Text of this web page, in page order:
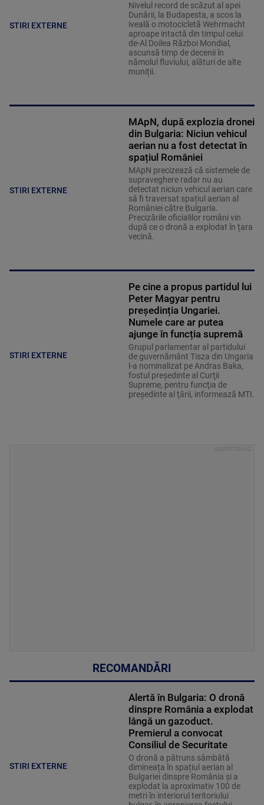
STIRI EXTERNE
Nivelul record de scăzut al apei
Dunării, la Budapesta, a scos la
iveală o motocicletă Wehrmacht
aproape intactă din timpul celui
de-Al Doilea Război Mondial,
ascunsă timp de decenii în
nămolul fluviului, alături de alte
muniții.
STIRI EXTERNE
MApN, după explozia dronei
din Bulgaria: Niciun vehicul
aerian nu a fost detectat în
spațiul României
MApN precizează că sistemele de
supraveghere radar nu au
detectat niciun vehicul aerian care
să fi traversat spațiul aerian al
României către Bulgaria.
Precizările oficialilor români vin
după ce o dronă a explodat în țara
vecină.
STIRI EXTERNE
Pe cine a propus partidul lui
Peter Magyar pentru
președinția Ungariei.
Numele care ar putea
ajunge în funcția supremă
Grupul parlamentar al partidului
de guvernământ Tisza din Ungaria
l-a nominalizat pe Andras Baka,
fostul preşedinte al Curţii
Supreme, pentru funcţia de
preşedinte al ţării, informează MTI.
RECOMANDĂRI
STIRI EXTERNE
Alertă în Bulgaria: O dronă
dinspre România a explodat
lângă un gazoduct.
Premierul a convocat
Consiliul de Securitate
O dronă a pătruns sâmbătă
dimineața în spațiul aerian al
Bulgariei dinspre România și a
explodat la aproximativ 100 de
metri în interiorul teritoriului